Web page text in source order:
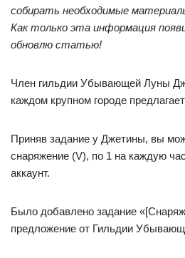
собирать необходимые
Как только эта информация
обновлю статью!
Член гильдии Убывающей Луны
каждом крупном городе
Приняв задание у Джетины, вы
снаряжение (V), по 1 на каждую
аккаунт.
Было добавлено задание
предложение от Гильдии